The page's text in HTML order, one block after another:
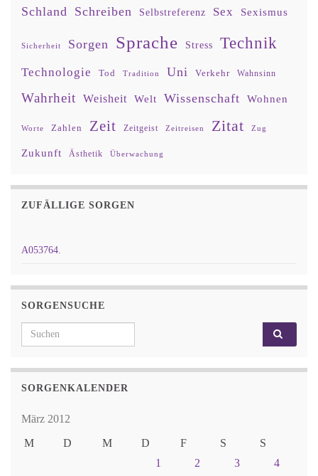
Schland Schreiben Selbstreferenz Sex Sexismus
Sicherheit Sorgen Sprache Stress Technik
Technologie Tod Tradition Uni Verkehr Wahnsinn
Wahrheit Weisheit Welt Wissenschaft Wohnen
Worte Zahlen Zeit Zeitgeist Zeitreisen Zitat Zug
Zukunft Ästhetik Überwachung
ZUFÄLLIGE SORGEN
A053764.
SORGENSUCHE
Search for:
SORGENKALENDER
März 2012
M
D M D F S
S
1
2 3
4